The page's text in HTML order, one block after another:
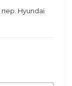
Hyundai